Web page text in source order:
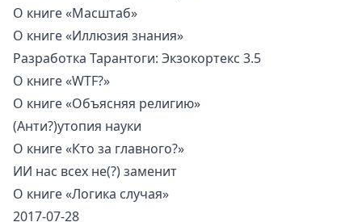
О книге «Масштаб»
О книге «Иллюзия знания»
Разработка Тарантоги: Экзокортекс 3.5
О книге «WTF?»
О книге «Объясняя религию»
(Анти?)утопия науки
О книге «Кто за главного?»
ИИ нас всех не(?) заменит
О книге «Логика случая»
2017-07-28